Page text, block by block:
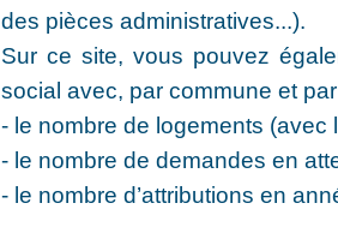
des pièces administratives...).
Sur ce site, vous pouvez
social avec, par commune et
- le nombre de logements (avec
- le nombre de demandes en
- le nombre d’attributions en